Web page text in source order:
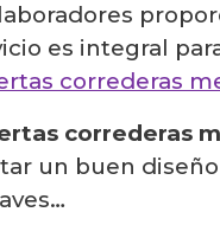
es integral
correderas
correderas
un buen diseño